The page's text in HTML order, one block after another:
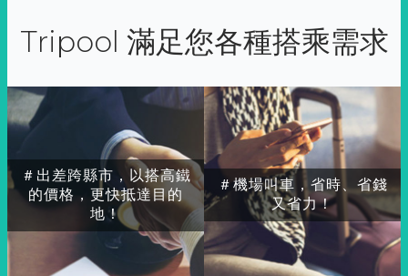
Tripool 滿足您各種搭乘需求
＃出差跨縣市，以搭高鐵
的價格，更快抵達目的
地！
＃機場叫車，省時、省錢
又省力！